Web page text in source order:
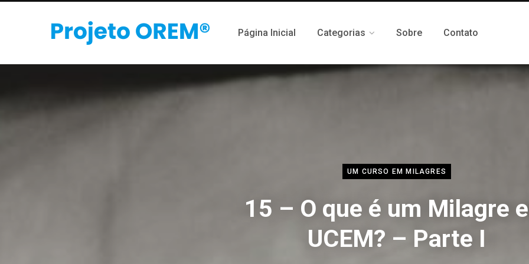
Página Inicial Categorias Sobre Contato
UM CURSO EM MILAGRES
15 – O que é um Milagre
UCEM? – Parte I